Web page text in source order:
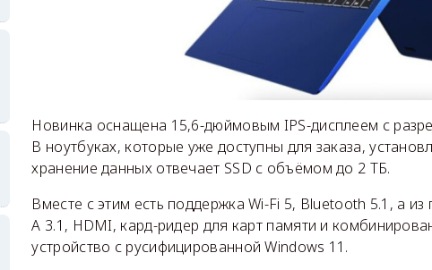
Новинка оснащена 15,6-дюймовым IPS-дисплеем с
В ноутбуках, которые уже доступны для заказа,
хранение данных отвечает SSD с объёмом до 2 ТБ.
Вместе с этим есть поддержка Wi-Fi 5, Bluetooth 5.1, а
A 3.1, HDMI, кард-ридер для карт памяти и
устройство с русифицированной Windows 11.